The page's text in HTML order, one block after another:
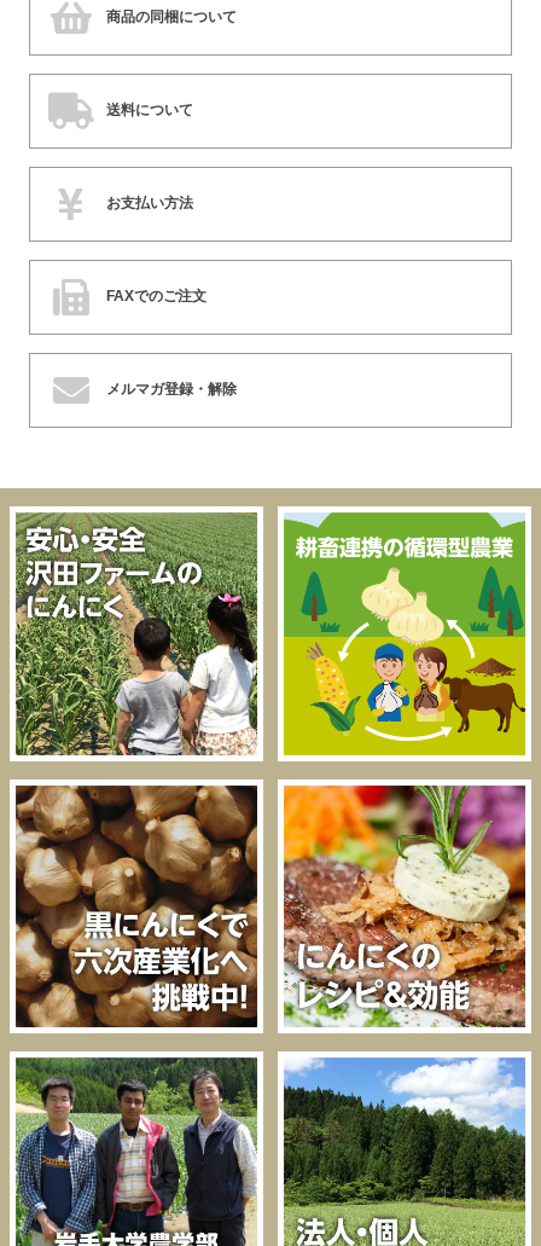
商品の同梱について
送料について
お支払い方法
FAXでのご注文
メルマガ登録・解除